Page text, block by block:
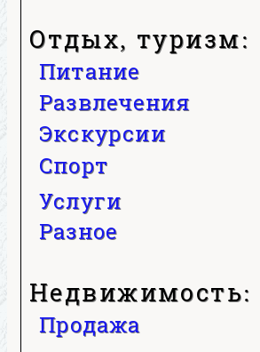
Отдых, туризм:
Питание
Развлечения
Экскурсии
Спорт
Услуги
Разное
Недвижимость:
Продажа